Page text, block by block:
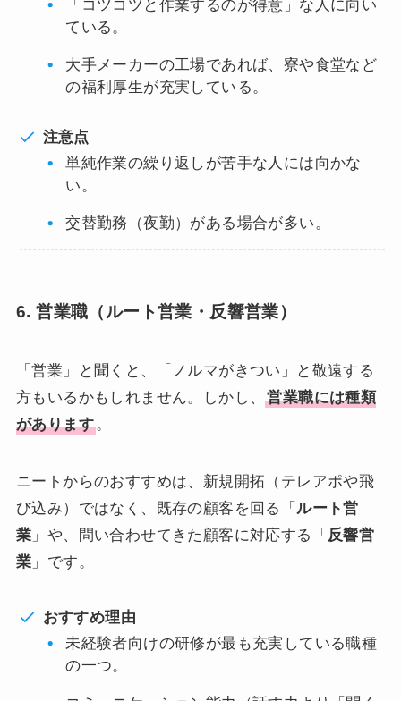
「コツコツと作業するのが得意」な人に向い
ている。
大手メーカーの工場であれば、寮や食堂など
の福利厚生が充実している。
注意点
単純作業の繰り返しが苦手な人には向かな
い。
交替勤務（夜勤）がある場合が多い。
6. 営業職（ルート営業・反響営業）
「営業」と聞くと、「ノルマがきつい」と敬遠する
方もいるかもしれません。しかし、営業職には種類
があります。
ニートからのおすすめは、新規開拓（テレアポや飛
び込み）ではなく、既存の顧客を回る「ルート営
業 」や、問い合わせてきた顧客に対応する「 反響営
業 」です。
おすすめ理由
未経験者向けの研修が最も充実している職種
の一つ。